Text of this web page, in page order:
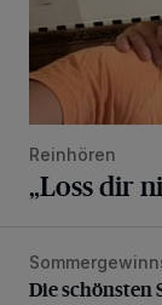
Reinhören
„Loss dir
Die schönsten
Die schönsten